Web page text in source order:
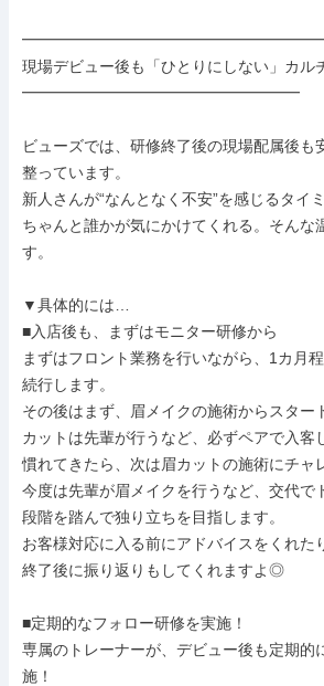
現場デビュー後も「ひとりにしない」カル
━━━━━━━━━━━━━━━━━━
ビューズでは、研修終了後の現場配属後も
整っています。
新人さんが“なんとなく不安”を感じるタイミ
ちゃんと誰かが気にかけてくれる。そんな
す。
▼具体的には…
■入店後も、まずはモニター研修から
まずはフロント業務を行いながら、1カ月
続行します。
その後はまず、眉メイクの施術からスター
カットは先輩が行うなど、必ずペアで入客
慣れてきたら、次は眉カットの施術にチャ
今度は先輩が眉メイクを行うなど、交代で
段階を踏んで独り立ちを目指します。
お客様対応に入る前にアドバイスをくれた
終了後に振り返りもしてくれますよ◎
■定期的なフォロー研修を実施！
専属のトレーナーが、デビュー後も定期的
施！